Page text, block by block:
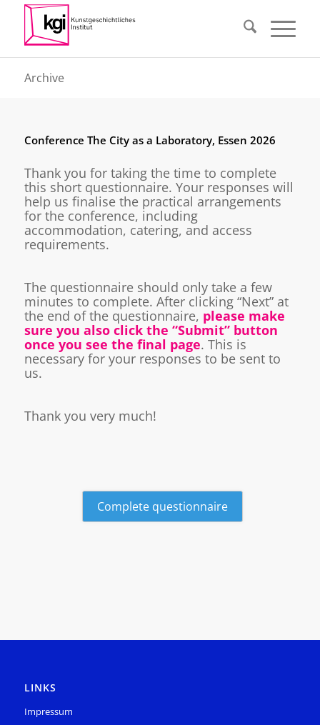
Archive
Conference The City as a Laboratory, Essen 2026
Thank you for taking the time to complete
this short questionnaire. Your responses will
help us finalise the practical arrangements
for the conference, including
accommodation, catering, and access
requirements.
The questionnaire should only take a few
minutes to complete. After clicking “Next” at
the end of the questionnaire, please make
sure you also click the “Submit” button
once you see the final page. This is
necessary for your responses to be sent to
us.
Thank you very much!
Complete questionnaire
LINKS
Impressum